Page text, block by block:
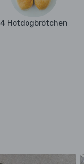
4 Hotdogbrötchen